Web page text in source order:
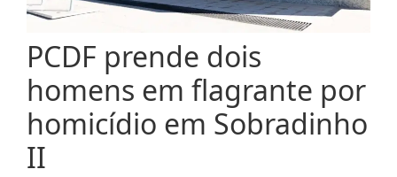
PCDF prende dois
homens em flagrante por
homicídio em Sobradinho
II